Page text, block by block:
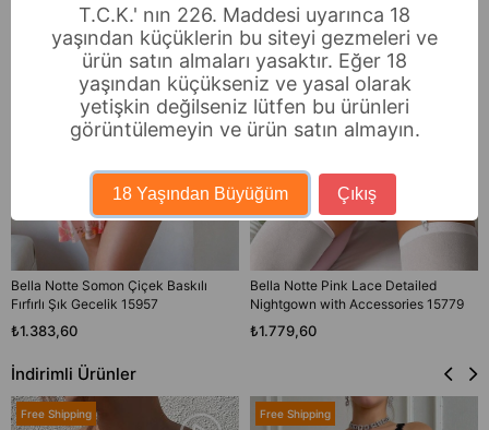
Bella Notte Somon Çiçek Baskılı
Fırfırlı Şık Gecelik 15957
₺1.383,60
Bella Notte Pink Lace Detailed
Nightgown with Accessories 15779
₺1.779,60
İndirimli Ürünler
Free Shipping Free Shipping
T.C.K.' nın 226. Maddesi uyarınca 18
yaşından küçüklerin bu siteyi gezmeleri ve
ürün satın almaları yasaktır. Eğer 18
yaşından küçükseniz ve yasal olarak
yetişkin değilseniz lütfen bu ürünleri
görüntülemeyin ve ürün satın almayın.
18 Yaşından Büyüğüm Çıkış